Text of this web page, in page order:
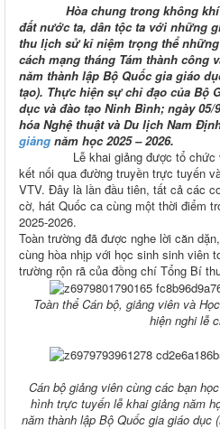
Hòa chung trong không
đất nước ta, dân tộc ta với những
thu lịch sử kỉ niệm trọng thể
cách mạng tháng Tám thành công
năm thành lập Bộ Quốc gia giáo
tạo). Thực hiện sự chỉ đạo của Bộ
dục và đào tạo Ninh Bình; ngày
hóa Nghệ thuật và Du lịch Nam
giảng năm học 2025 – 2026.
Lễ khai giảng được tổ chức
kết nối qua đường truyền trực tuyến
VTV. Đây là lần đầu tiên, tất cả các
cờ, hát Quốc ca cùng một thời điểm
2025-2026.
Toàn trường đã được nghe lời căn
cùng hòa nhịp với học sinh sinh viên
trường rộn rã của đồng chí Tổng Bí
Toàn thể Cán bộ, giảng viên và
hiện nghi lễ
Cán bộ giảng viên cùng các bạn
hình trực tuyến lễ khai giảng năm
năm thành lập Bộ Quốc gia giáo dục